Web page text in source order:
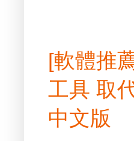
[軟體推
工具 取
中文版